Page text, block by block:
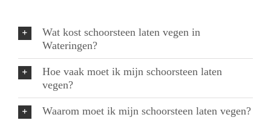
Wat kost schoorsteen laten vegen in
Wateringen?
Hoe vaak moet ik mijn schoorsteen laten
vegen?
Waarom moet ik mijn schoorsteen laten vegen?